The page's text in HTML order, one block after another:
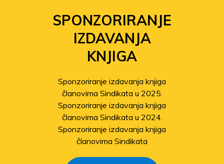
SPONZORIRANJE
IZDAVANJA
KNJIGA
Sponzoriranje izdavanja knjiga
članovima Sindikata u 2025.
Sponzoriranje izdavanja knjiga
članovima Sindikata u 2024.
Sponzoriranje izdavanja knjiga
članovima Sindikata